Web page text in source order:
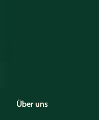
Über uns